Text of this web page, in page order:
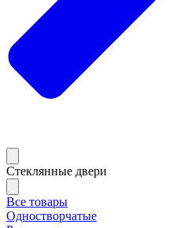
Стеклянные двери
Все товары
Одностворчатые